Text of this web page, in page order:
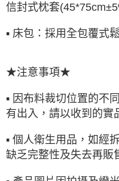
信封式枕套
▪ 床包：採用全包覆式
★注意事項★
▪ 因布料裁切位置的不
有出入，請以收到的實
▪ 個人衛生用品，如經
缺乏完整性及失去再販